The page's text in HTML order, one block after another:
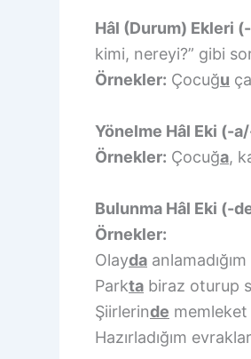
Hâl (Durum) Ekleri
kimi, nereyi?” gibi
Örnekler: Çocuğu
Yönelme Hâl Eki (-
Örnekler: Çocuğa,
Bulunma Hâl Eki (-
Örnekler:
Olayda
Parkta biraz oturup
Şiirlerinde
Hazırladığım